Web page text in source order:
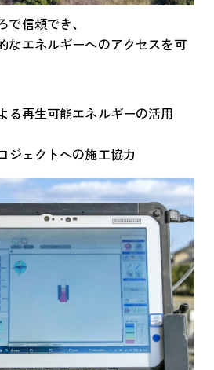
信頼でき、
なエネルギーへのアクセスを可
る再生可能エネルギーの活用
ジェクトへの施工協力